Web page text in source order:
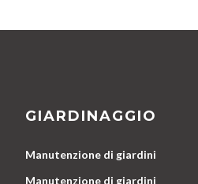
GIARDINAGGIO
Manutenzione di giardini
Manutenzione di giardini